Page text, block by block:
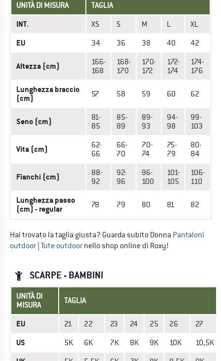
UNITÀ DI MISURA TAGLIA
INT. XS S M L XL
EU 34 36 38 40 42
Altezza (cm)
166-
168
168-
170
170-
172
172-
174
174-
176
Lunghezza braccio
(cm)
57 58 59 60 62
Seno (cm)
81-
85
85-
89
89-
93
94-
98
99-
103
Vita (cm)
62-
66
66-
70
70-
74
75-
79
80-
84
Fianchi (cm)
88-
92
92-
96
96-
100
101-
105
106-
110
Lunghezza passo
(cm) - regular
78 79 80 81 82
Hai trovato la taglia giusta? Guarda subito Donna Pantaloni
outdoor Tute outdoor nello shop online di Roxy!
SCARPE - BAMBINI
UNITÀ DI
MISURA
TAGLIA
EU 21 22 23 24 25 26 27
US 5K 6K 7K 8K 9K 10K 10,5K